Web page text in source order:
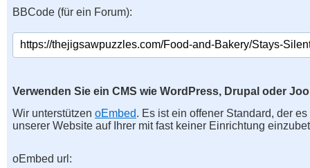
BBCode (für ein Forum):
Verwenden Sie ein CMS wie WordPress, Drupal oder
Wir unterstützen oEmbed. Es ist ein offener Standard, der
unserer Website auf Ihrer mit fast keiner Einrichtung
oEmbed url: